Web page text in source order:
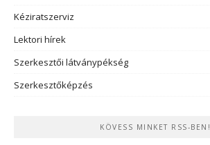
Kéziratszerviz
Lektori hírek
Szerkesztői látványpékség
Szerkesztőképzés
KÖVESS MINKET RSS-BEN!